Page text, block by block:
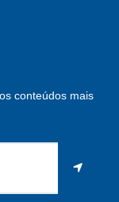
conteúdos mais